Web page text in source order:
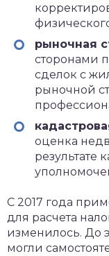
рыночная
сторонами
сделок с
рыночной
оценка
результате
С 2017 года
для расчета
изменилось. До
могли